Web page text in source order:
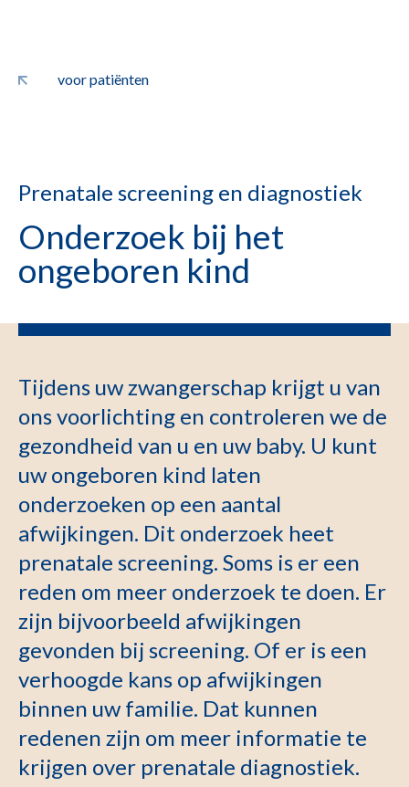
voor patiënten
Prenatale screening en diagnostiek
Onderzoek bij het
ongeboren kind
Tijdens uw zwangerschap krijgt u van
ons voorlichting en controleren we de
gezondheid van u en uw baby. U kunt
uw ongeboren kind laten
onderzoeken op een aantal
afwijkingen. Dit onderzoek heet
prenatale screening. Soms is er een
reden om meer onderzoek te doen. Er
zijn bijvoorbeeld afwijkingen
gevonden bij screening. Of er is een
verhoogde kans op afwijkingen
binnen uw familie. Dat kunnen
redenen zijn om meer informatie te
krijgen over prenatale diagnostiek.